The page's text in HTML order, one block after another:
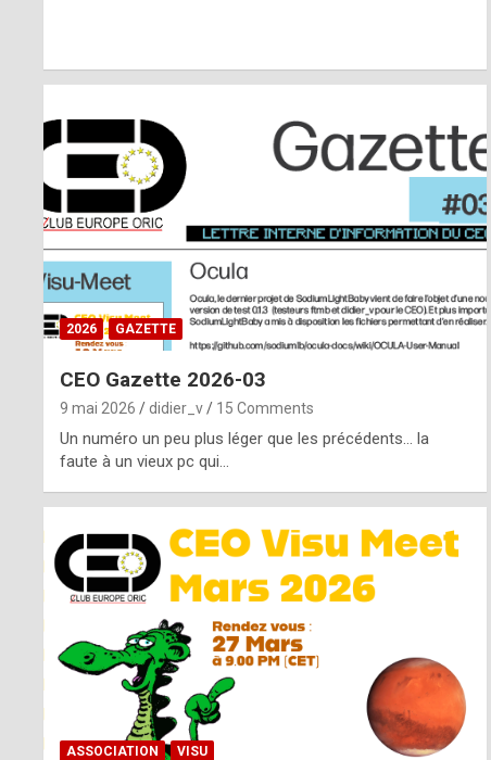
ff
2026 GAZETTE
CEO Gazette 2026-03
9 mai 2026 didier_v 15 Comments
Un numéro un peu plus léger que les précédents… la
faute à un vieux pc qui…
ASSOCIATION VISU